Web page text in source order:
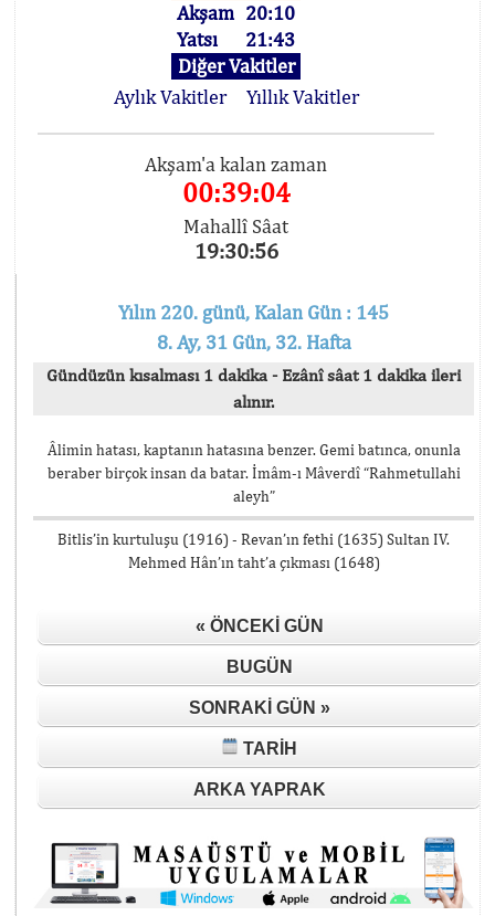
Akşam 20:10
Yatsı
21:43
Diğer Vakitler
Aylık Vakitler
Yıllık Vakitler
Akşam'a kalan zaman
00:39:04
Mahallî Sâat
19:30:56
Yılın 220. günü, Kalan Gün : 145
8. Ay, 31 Gün, 32. Hafta
Gündüzün kısalması 1 dakika - Ezânî sâat 1 dakika ileri
alınır.
Âlimin hatası, kaptanın hatasına benzer. Gemi batınca, onunla
beraber birçok insan da batar. İmâm-ı Mâverdî “Rahmetullahi
aleyh”
Bitlis’in kurtuluşu (1916) - Revan’ın fethi (1635) Sultan IV.
Mehmed Hân’ın taht’a çıkması (1648)
« ÖNCEKI GÜN
BUGÜN
SONRAKI GÜN »
TARIH
ARKA YAPRAK